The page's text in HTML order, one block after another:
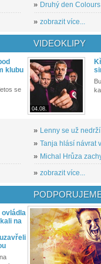
» Druhý den
» zobrazit více...
klubu
se
VIDEOKLIPY
04.08.
» Lenny se už
» Tanja hlásí návrat
» Michal Hrůza
» zobrazit více...
ovládla
na